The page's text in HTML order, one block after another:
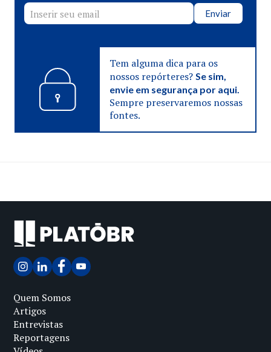
Enviar
Tem alguma dica para os
nossos repórteres? Se sim,
envie em segurança por aqui.
Sempre preservaremos nossas
fontes.
Quem Somos
Artigos
Entrevistas
Reportagens